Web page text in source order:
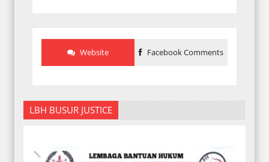
Website Facebook Comments
LBH BUSUR JUSTICE